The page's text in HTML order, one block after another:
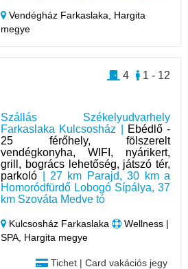
Vendégház Farkaslaka, Hargita
megye
Szállás Székelyudvarhely
Farkaslaka Kulcsosház |
Ebédlő -
25 férőhely, fölszerelt
vendégkonyha, WIFI, nyárikert,
grill, bogrács lehetőség, játszó tér,
parkoló | 27 km Parajd, 30 km a
Homoródfürdő Lobogó Sípálya, 37
km Szováta Medve tó
Kulcsosház Farkaslaka
Wellness |
SPA, Hargita megye
Tichet | Card vakációs jegy
1 - 12
4